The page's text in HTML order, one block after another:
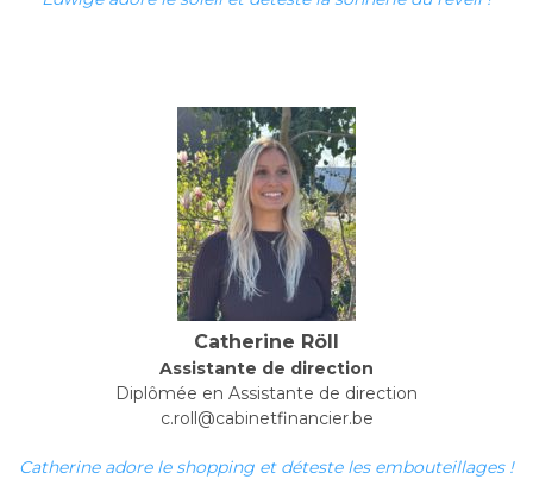
Catherine Röll
Assistante de direction
Diplômée en Assistante de direction
c.roll@cabinetfinancier.be
Catherine adore le shopping et déteste les embouteillages !